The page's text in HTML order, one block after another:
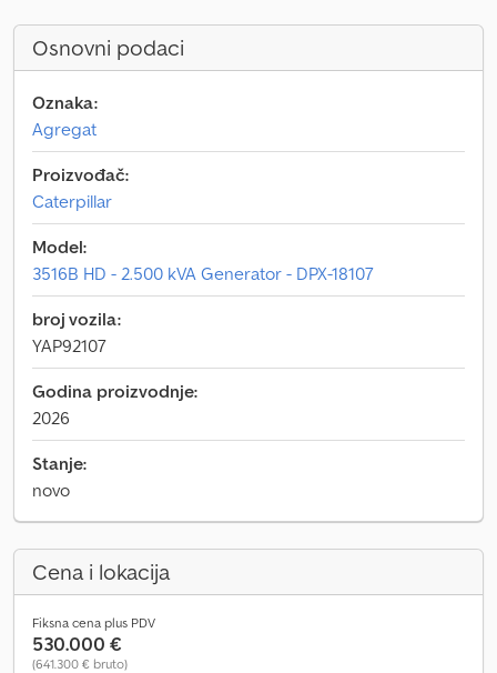
Osnovni podaci
Oznaka:
Agregat
Proizvođač:
Caterpillar
Model:
3516B HD - 2.500 kVA Generator - DPX-18107
broj vozila:
YAP92107
Godina proizvodnje:
2026
Stanje:
novo
Cena i lokacija
Fiksna cena plus PDV
530.000 €
(641.300 € bruto)